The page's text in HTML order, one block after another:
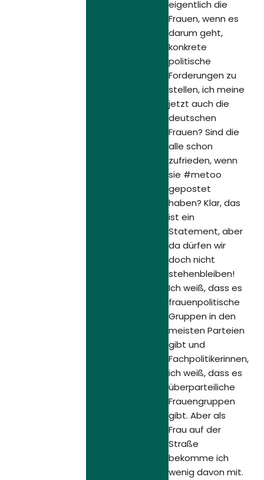
eigentlich die
Frauen, wenn es
darum geht,
konkrete
politische
Forderungen zu
stellen, ich meine
jetzt auch die
deutschen
Frauen? Sind die
alle schon
zufrieden, wenn
sie #metoo
gepostet
haben? Klar, das
ist ein
Statement, aber
da dürfen wir
doch nicht
stehenbleiben!
Ich weiß, dass es
frauenpolitische
Gruppen in den
meisten Parteien
gibt und
Fachpolitikerinnen,
ich weiß, dass es
überparteiliche
Frauengruppen
gibt. Aber als
Frau auf der
Straße
bekomme ich
wenig davon mit.